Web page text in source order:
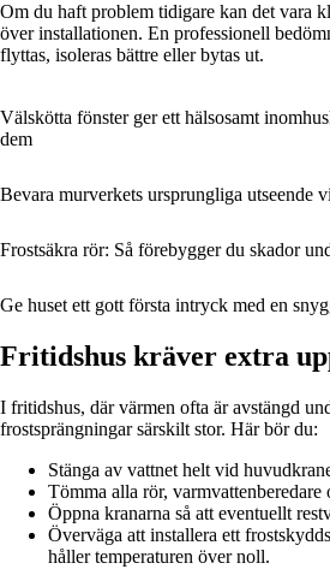
Om du haft problem tidigare kan det vara
över installationen. En professionell
flyttas, isoleras bättre eller bytas ut.
Välskötta fönster ger ett hälsosamt
dem
Bevara murverkets ursprungliga utseende
Frostsäkra rör: Så förebygger du skador
Ge huset ett gott första intryck med en
Fritidshus kräver extra
I fritidshus, där värmen ofta är avstängd
frostsprängningar särskilt stor. Här bör du:
Stänga av vattnet helt vid
Tömma alla rör, varmvattenberedare
Öppna kranarna så att eventuellt
Överväga att installera ett
håller temperaturen över noll.